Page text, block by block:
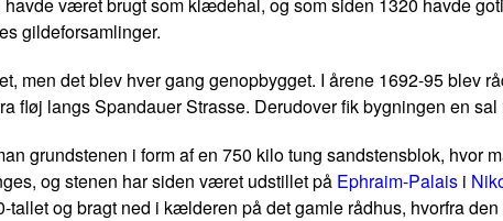
gildeforsamlinger.
men det blev hver gang genopbygget. I årene 1692-95 blev
fløj langs Spandauer Strasse. Derudover fik bygningen en
grundstenen i form af en 750 kilo tung sandstensblok,
og stenen har siden været udstillet på Ephraim-Palais i
tallet og bragt ned i kælderen på det gamle rådhus, hvorfra